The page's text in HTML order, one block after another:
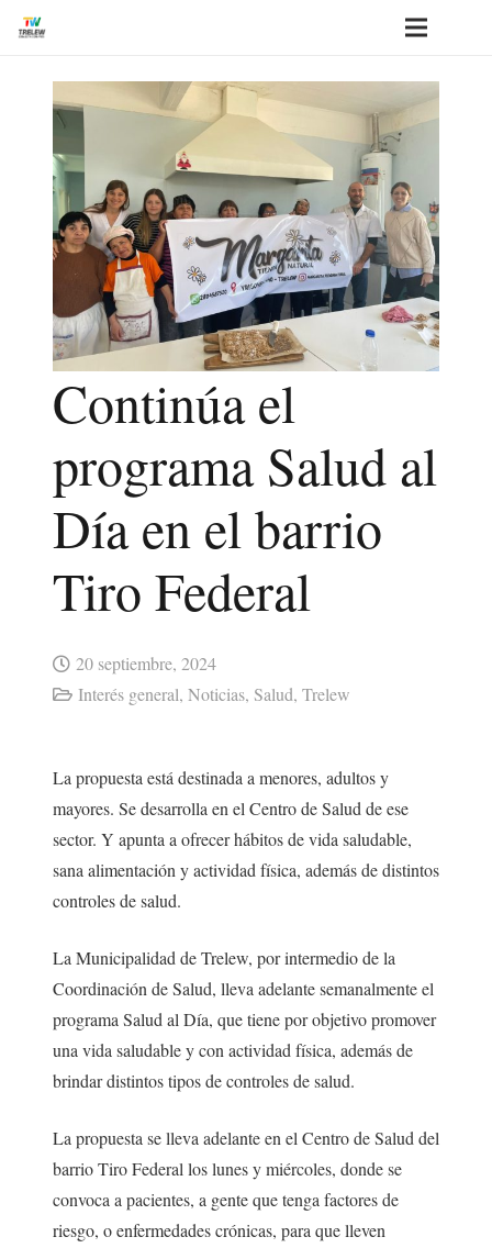
Continúa el
programa Salud al
Día en el barrio
Tiro Federal
20 septiembre, 2024
Interés general, Noticias, Salud, Trelew
La propuesta está destinada a menores, adultos y
mayores. Se desarrolla en el Centro de Salud de ese
sector. Y apunta a ofrecer hábitos de vida saludable,
sana alimentación y actividad física, además de distintos
controles de salud.
La Municipalidad de Trelew, por intermedio de la
Coordinación de Salud, lleva adelante semanalmente el
programa Salud al Día, que tiene por objetivo promover
una vida saludable y con actividad física, además de
brindar distintos tipos de controles de salud.
La propuesta se lleva adelante en el Centro de Salud del
barrio Tiro Federal los lunes y miércoles, donde se
convoca a pacientes, a gente que tenga factores de
riesgo, o enfermedades crónicas, para que lleven